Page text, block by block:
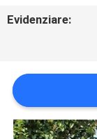
DEL
POLITICA
SULLA
Evidenziare: